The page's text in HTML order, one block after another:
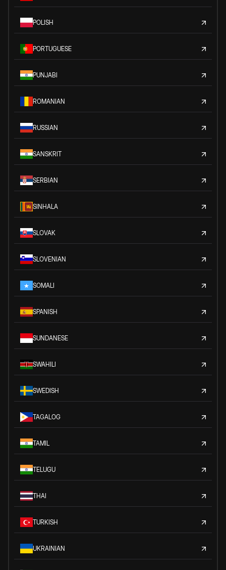
POLISH
PORTUGUESE
PUNJABI
ROMANIAN
RUSSIAN
SANSKRIT
SERBIAN
SINHALA
SLOVAK
SLOVENIAN
SOMALI
SPANISH
SUNDANESE
SWAHILI
SWEDISH
TAGALOG
TAMIL
TELUGU
THAI
TURKISH
UKRAINIAN